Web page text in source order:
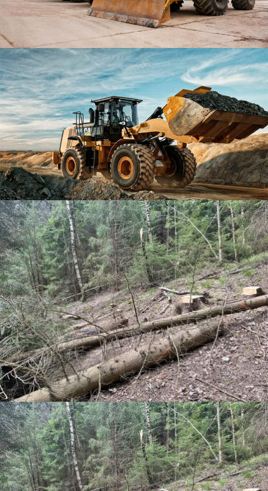
SANACE NESTABILNÍCH NÁSPŮ ZEMNÍHO TĚLESA V ÚSEKU HÁJEK –
DALOVICE
ODSTRANĚNÍ HAVARIJNÍHO STAVU SKALNÍHO ZÁŘEZU VOJKOVICE
OSTROV
ÚDRŽBA VYŠŠÍ A NIŽŠÍ ZELENĚ V OBVODU TO ZÁBŘEH NA MORAVĚ